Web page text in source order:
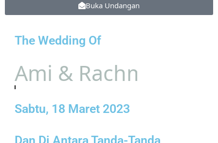
Buka Undangan
The Wedding Of
Ami & Rachmat
Sabtu, 18 Maret 2023